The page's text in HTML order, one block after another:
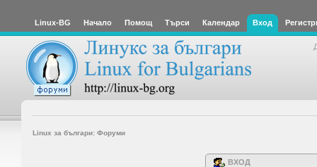
Linux-BG Начало Помощ Търси Календар Вход
Linux за българи: Форуми
ВХОД